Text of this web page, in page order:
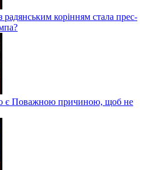
радянським корінням стала прес-
Поважною причиною, щоб не